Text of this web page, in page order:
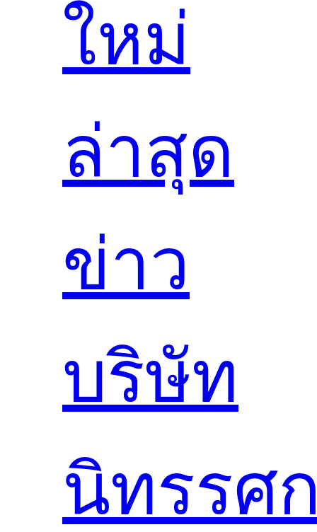
ใหม่
ล่าสุด
ข่าว
บริษัท
นิทรรศ